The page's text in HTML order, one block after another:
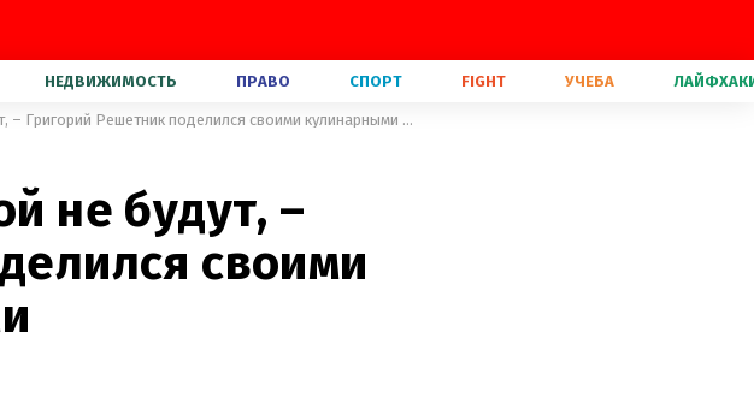
НЕДВИЖИМОСТЬ ПРАВО СПОРТ FIGHT УЧЕБА
Дети голодными со мной не будут, – Григорий Решетник поделился своими кулинарными умениями
не будут, –
своими